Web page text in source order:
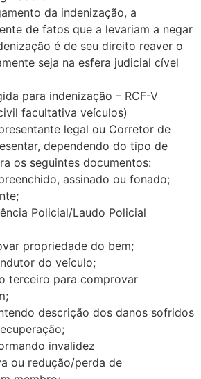
da indenização, a
de fatos que a levariam a negar
é de seu direito reaver o
seja na esfera judicial cível
para indenização – RCF-V
facultativa veículos)
legal ou Corretor de
dependendo do tipo de
os seguintes documentos:
assinado ou fonado;
Policial/Laudo Policial
propriedade do bem;
do veículo;
terceiro para comprovar
descrição dos danos sofridos
invalidez
ou redução/perda de